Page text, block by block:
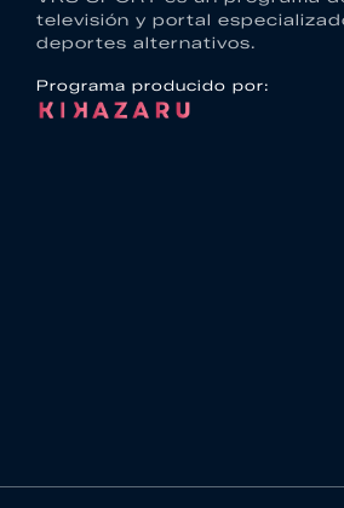
televisión y portal
deportes alternativos.
Programa producido por: